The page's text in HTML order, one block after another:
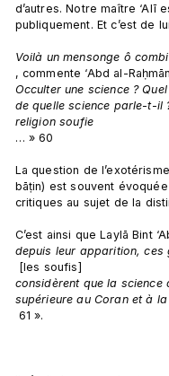
d’autres. Notre maître ‘Alī
publiquement. Et c’est de
Voilà un mensonge ô
, commente ‘Abd al-
Occulter une science ?
de quelle science parle-t-il
religion soufie
… » 60
La question de
bāṭin) est souvent
critiques au sujet de la
C’est ainsi que Laylā Bint
depuis leur apparition, ces
[les soufis]
considèrent que la science
supérieure au Coran et à